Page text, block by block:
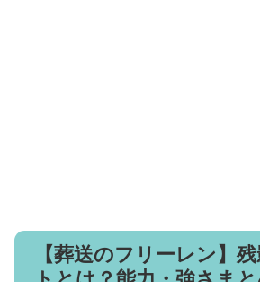
【葬送のフリーレン】